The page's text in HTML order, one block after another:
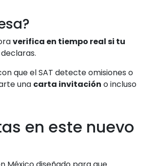
verifica en tiempo real si tu
que el SAT detecte omisiones o
una carta invitación o incluso
en este nuevo